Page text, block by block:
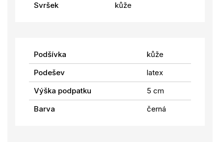
Svršek
kůže
Podšívka
kůže
Podešev
latex
Výška podpatku
5 cm
Barva
černá